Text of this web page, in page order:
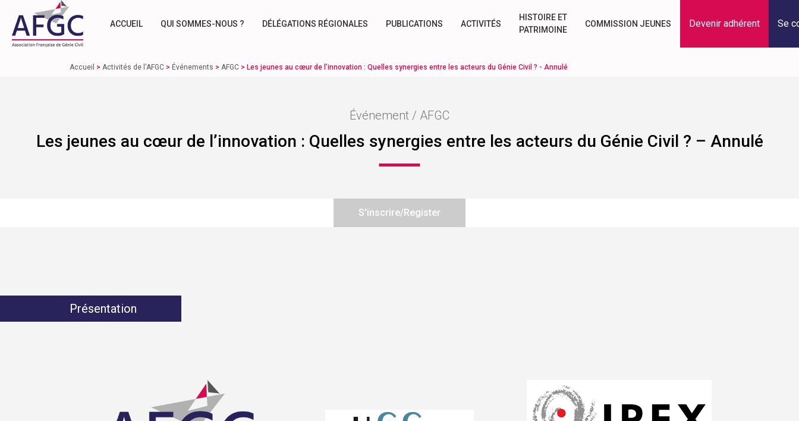
ACCUEIL QUI SOMMES-NOUS ? DÉLÉGATIONS RÉGIONALES PUBLICATIONS ACTIVITÉS
HISTOIRE ET
PATRIMOINE
COMMISSION JEUNES Devenir adhérent Se
Accueil > Activités de l'AFGC > Événements > AFGC > Les jeunes au cœur de l’innovation : Quelles synergies entre les acteurs du Génie Civil ? - Annulé
Événement / AFGC
Les jeunes au cœur de l’innovation : Quelles synergies entre les acteurs du Génie Civil ? – Annulé
S'inscrire/Register
Présentation